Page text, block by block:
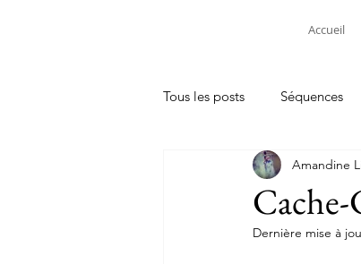
Accueil
Tous les posts Séquences
Cache-
Amandine
Dernière mise à